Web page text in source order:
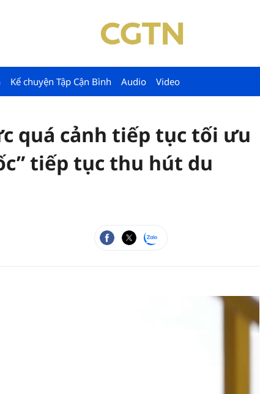
Kể chuyện Tập Cận Bình Audio Video
quá cảnh tiếp tục tối ưu
tiếp tục thu hút du